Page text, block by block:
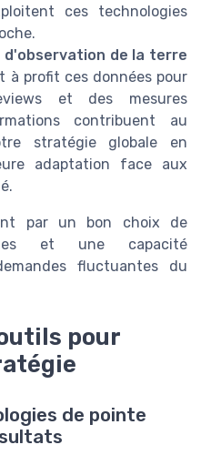
ces technologies
d'observation de la terre
à profit ces données pour
et des mesures
contribuent au
stratégie globale en
adaptation face aux
par un bon choix de
et une capacité
fluctuantes du
pour
de pointe